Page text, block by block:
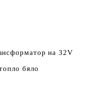
на 32V
бяло